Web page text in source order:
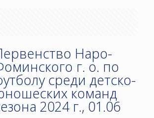
Наро-
г. о. по
среди детско-
команд
2024 г., 01.06